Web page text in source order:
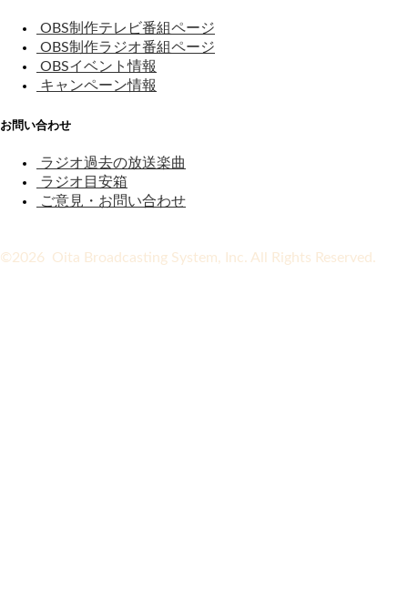
OBS制作テレビ番組ページ
OBS制作ラジオ番組ページ
OBSイベント情報
キャンペーン情報
お問い合わせ
ラジオ過去の放送楽曲
ラジオ目安箱
ご意見・お問い合わせ
©2026 Oita Broadcasting System, Inc. All Rights Reserved.